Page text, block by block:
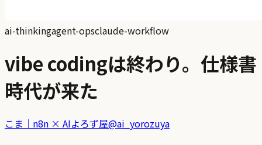
ai-thinkingagent-opsclaude-workflow
vibe codingは終わり。仕様書
時代が来た
こま｜n8n × AIよろず屋@ai_yorozuya